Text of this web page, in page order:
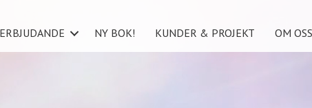
ERBJUDANDE NY BOK! KUNDER & PROJEKT OM OSS